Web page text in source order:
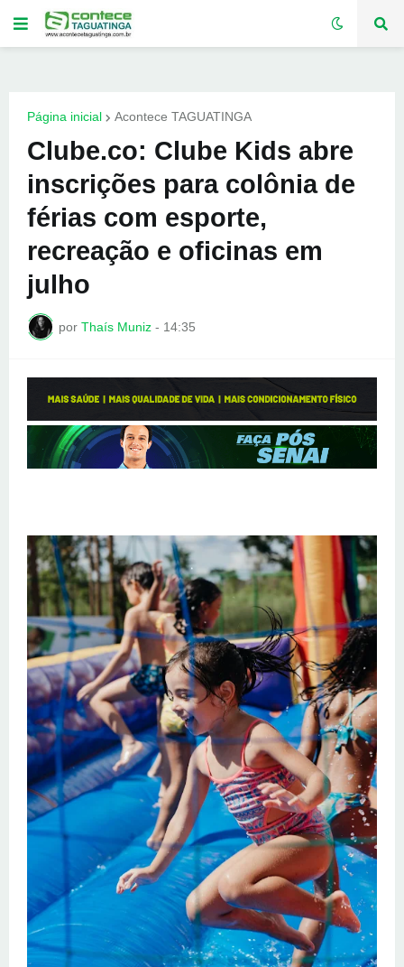
Página inicial Acontece TAGUATINGA
Clube.co: Clube Kids abre
inscrições para colônia de
férias com esporte,
recreação e oficinas em
julho
por Thaís Muniz - 14:35